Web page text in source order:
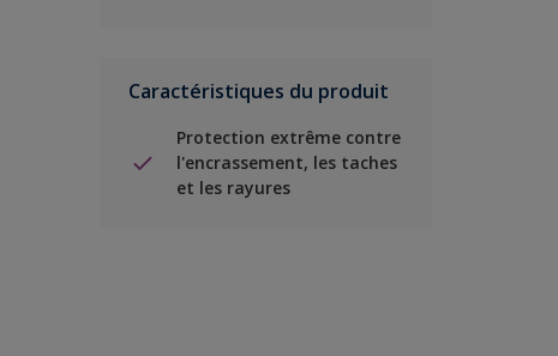
Caractéristiques du produit
Protection extrême contre
l'encrassement, les taches
et les rayures